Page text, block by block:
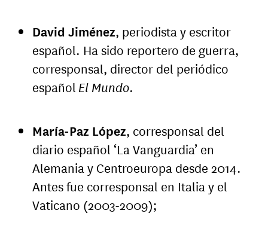
David Jiménez, periodista y escritor
español. Ha sido reportero de guerra,
corresponsal, director del periódico
español El Mundo.
María-Paz López, corresponsal del
diario español ‘La Vanguardia’ en
Alemania y Centroeuropa desde 2014.
Antes fue corresponsal en Italia y el
Vaticano (2003-2009);